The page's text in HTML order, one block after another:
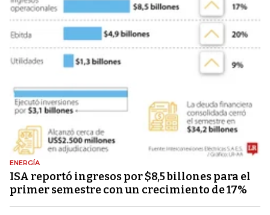
ENERGÍA
ISA reportó ingresos por $8,5 billones para el
primer semestre con un crecimiento de 17%